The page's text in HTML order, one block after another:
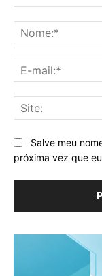
Salve meu
próxima vez que